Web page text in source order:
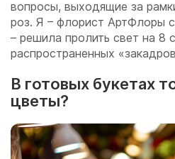
вопросы, выходящие за
роз. Я – флорист АртФлоры
– решила пролить свет на 8
распространенных
В готовых букетах
цветы?